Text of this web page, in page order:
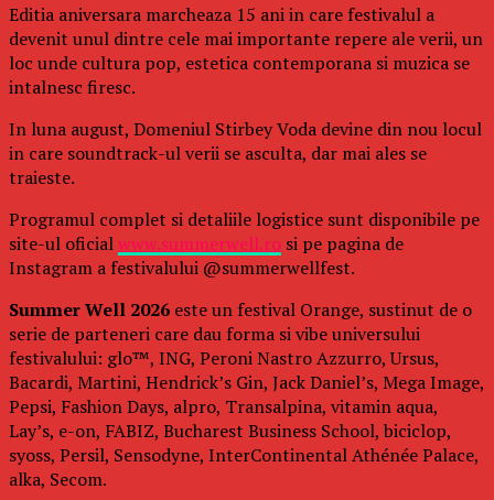
Editia aniversara marcheaza 15 ani in care festivalul a
devenit unul dintre cele mai importante repere ale verii, un
loc unde cultura pop, estetica contemporana si muzica se
intalnesc firesc.
In luna august, Domeniul Stirbey Voda devine din nou locul
in care soundtrack-ul verii se asculta, dar mai ales se
traieste.
Programul complet si detaliile logistice sunt disponibile pe
site-ul oficialwww.summerwell.ro si pe pagina de
Instagram a festivalului @summerwellfest.
Summer Well 2026 este un festival Orange, sustinut de o
serie de parteneri care dau forma si vibe universului
festivalului: glo™, ING, Peroni Nastro Azzurro, Ursus,
Bacardi, Martini, Hendrick’s Gin, Jack Daniel’s, Mega Image,
Pepsi, Fashion Days, alpro, Transalpina, vitamin aqua,
Lay’s, e-on, FABIZ, Bucharest Business School, biciclop,
syoss, Persil, Sensodyne, InterContinental Athénée Palace,
alka, Secom.